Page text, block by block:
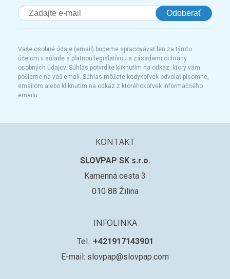
Odoberať
Vaše osobné údaje (email) budeme spracovávať len za týmto
účelom v súlade s platnou legislatívou a zásadami ochrany
osobných údajov. Súhlas potvrdíte kliknutím na odkaz, ktorý vám
pošleme na váš email. Súhlas môžete kedykoľvek odvolať písomne,
emailom alebo kliknutím na odkaz z ktoréhokoľvek informačného
emailu.
KONTAKT
SLOVPAP SK s.r.o.
Kamenná cesta 3
010 88 Žilina
INFOLINKA
Tel.: +421917143901
E-mail: slovpap@slovpap.com